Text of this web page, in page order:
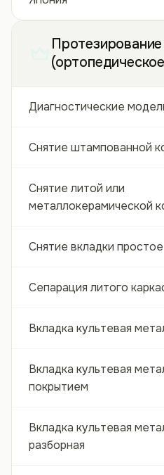
Диагностические
Снятие штампованной
Снятие литой или
металлокерамической
Снятие вкладки простое
Сепарация литого
Вкладка культевая
Вкладка культевая
покрытием
Вкладка культевая
разборная